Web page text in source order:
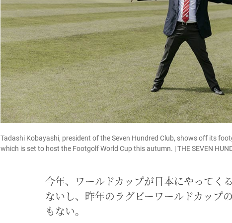
Tadashi Kobayashi, president of the Seven Hundred Club, shows off its
which is set to host the Footgolf World Cup this autumn. | THE SEVEN
今年、ワールドカップが日本にやってく
ないし、昨年のラグビーワールドカップ
もない。